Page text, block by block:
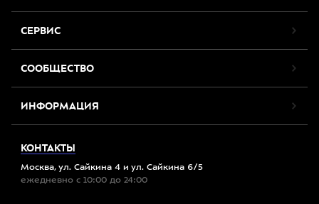
СЕРВИС
СООБЩЕСТВО
ИНФОРМАЦИЯ
КОНТАКТЫ
Москва, ул. Сайкина 4 и ул. Сайкина 6/5
ежедневно с 10:00 до 24:00